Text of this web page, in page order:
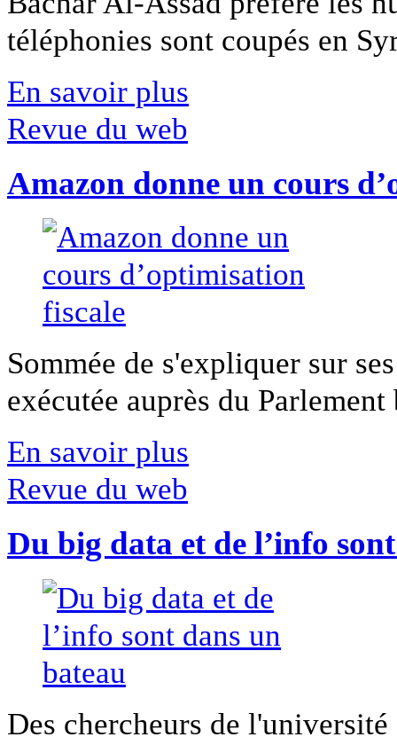
téléphonies sont coupés en
En savoir plus
Revue du web
Amazon donne un cours
Sommée de s'expliquer sur
exécutée auprès du
En savoir plus
Revue du web
Du big data et de l’info
Des chercheurs de